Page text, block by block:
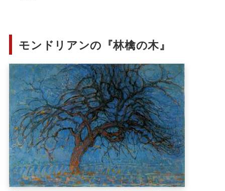
モンドリアンの『林檎の木』